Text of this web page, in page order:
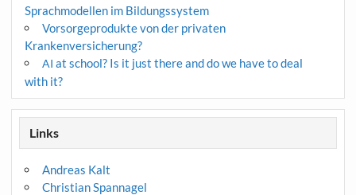
Sprachmodellen im Bildungssystem
Vorsorgeprodukte von der privaten
Krankenversicherung?
AI at school? Is it just there and do we have to deal
with it?
Links
Andreas Kalt
Christian Spannagel